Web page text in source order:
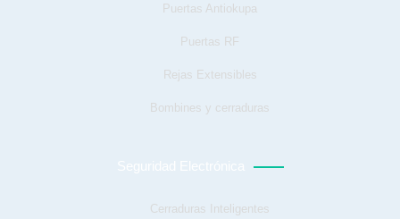
Puertas Antiokupa
Puertas RF
Rejas Extensibles
Bombines y cerraduras
Seguridad Electrónica
Cerraduras Inteligentes